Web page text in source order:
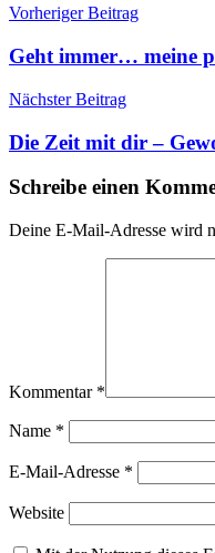
Vorheriger Beitrag
Geht immer… meine
Nächster Beitrag
Die Zeit mit dir –
Schreibe einen
Deine E-Mail-Adresse wird
Kommentar *
Name *
E-Mail-Adresse *
Website